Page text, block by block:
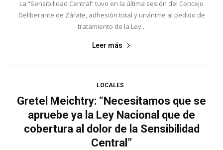
La “Sensibilidad Central” tuvo en la última sesión del Concejo
Deliberante de Zárate, adhesión total y unánime al pedido de
tratamiento de la Ley...
Leer más
LOCALES
Gretel Meichtry: “Necesitamos que se
apruebe ya la Ley Nacional que de
cobertura al dolor de la Sensibilidad
Central”